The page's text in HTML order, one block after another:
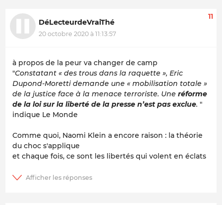
DéLecteurdeVraiThé
20 octobre 2020 à 11:13:57
11
à propos de la peur va changer de camp
"Constatant « des trous dans la raquette », Eric
Dupond-Moretti demande une « mobilisation totale »
de la justice face à la menace terroriste. Une réforme
de la loi sur la liberté de la presse n’est pas exclue. "
indique Le Monde
Comme quoi, Naomi Klein a encore raison : la théorie
du choc s'applique
et chaque fois, ce sont les libertés qui volent en éclats